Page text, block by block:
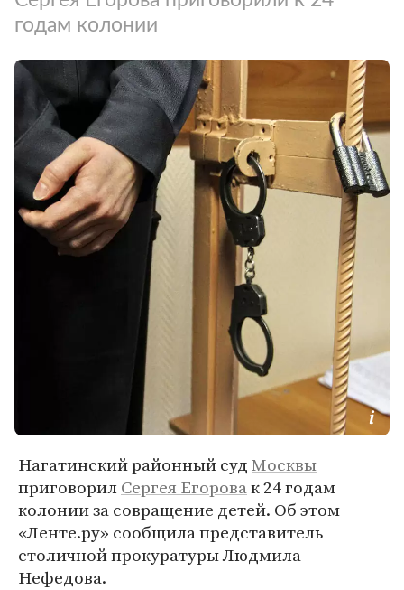
годам колонии
Нагатинский районный судМосквы
приговорилСергея Егоровак 24 годам
колонии за совращение детей. Об этом
«Ленте.ру» сообщила представитель
столичной прокуратуры Людмила
Нефедова.